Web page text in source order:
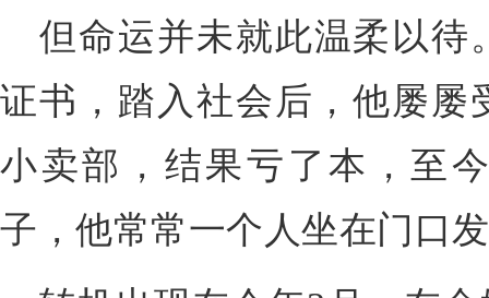
但命运并未就此温柔 以待
证书，踏入社会后，他屡屡
小卖部，结果亏了本，至
子，他常常一个人坐在门口